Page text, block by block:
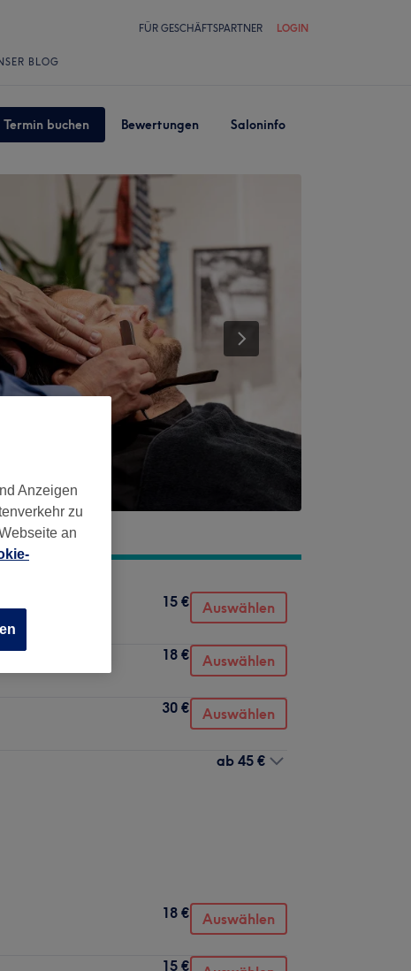
FÜR GESCHÄFTSPARTNER LOGIN
BLOG
Termin buchen Bewertungen Saloninfo
15 € Auswählen
18 € Auswählen
30 € Auswählen
ab 45 €
18 € Auswählen
15 €
Anzeigen
zu
an